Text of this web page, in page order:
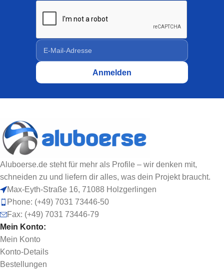
Aluboerse.de steht für mehr als Profile – wir denken mit,
schneiden zu und liefern dir alles, was dein Projekt braucht.
Max-Eyth-Straße 16, 71088 Holzgerlingen
Phone: (+49) 7031 73446-50
Fax: (+49) 7031 73446-79
Mein Konto:
Mein Konto
Konto-Details
Bestellungen